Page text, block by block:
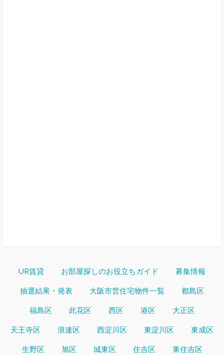
UR賃貸 お部屋探しのお役立ちガイド 募集情報
抽選結果・発表 大阪市営住宅物件一覧 都島区
福島区 此花区 西区 港区 大正区
天王寺区 浪速区 西淀川区 東淀川区 東成区
生野区 旭区 城東区 住吉区 東住吉区